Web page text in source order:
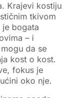
Krajevi kostiju
tkivom
bogata
– i
da se
kost o kost.
, fokus je
oko nje.